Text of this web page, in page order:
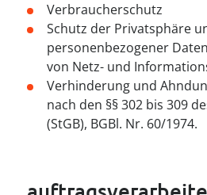
--
Verbraucherschutz
Schutz der Privatsphäre
personenbezogener
von Netz- und
Verhinderung und
nach den §§ 302 bis 309
(StGB), BGBl. Nr. 60/1974.